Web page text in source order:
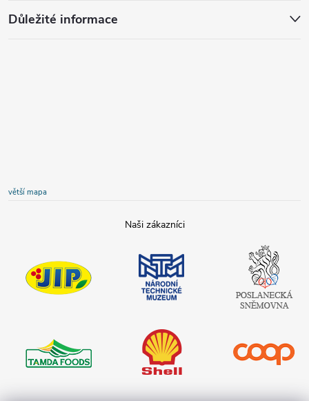
Důležité informace
větší mapa
technické
muzeum
Poslanecká
sněmovna
České
republiky